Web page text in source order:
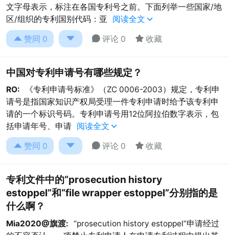
文字母表示，标注在各国专利号之前。下面列举一些国家/地
区/组织的专利国别代码：亚
阅读全文 
 赞同 0   评论 0  收藏
中国对专利申请号有哪些规定？
RO:
《专利申请号标准》（ZC 0006-2003）规定，专利申
请号是指国家知识产权局受理一件专利申请时给予该专利申
请的一个标识号码。专利申请号用12位阿拉伯数字表示，包
括申请年号、申请 阅读全文 
 赞同 0   评论 0  收藏
专利文件中的“prosecution history
estoppel”和“file wrapper estoppel”分别指的是
什么啊？
Mia2020@旗渡: “prosecution history estoppel”申请经过